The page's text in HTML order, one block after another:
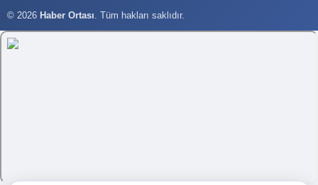
© 2026 Haber Ortası . Tüm hakları saklıdır.